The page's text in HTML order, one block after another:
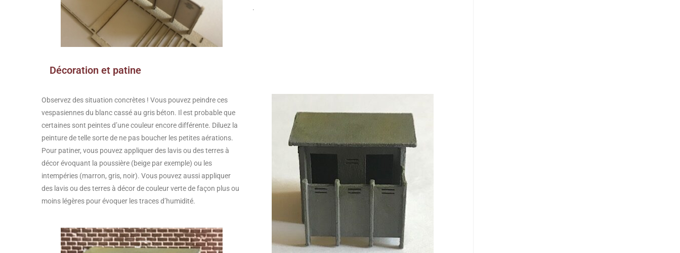
.
Décoration et patine
Observez des situation concrètes ! Vous pouvez peindre ces
vespasiennes du blanc cassé au gris béton. Il est probable que
certaines sont peintes d’une couleur encore différente. Diluez la
peinture de telle sorte de ne pas boucher les petites aérations.
Pour patiner, vous pouvez appliquer des lavis ou des terres à
décor évoquant la poussière (beige par exemple) ou les
intempéries (marron, gris, noir). Vous pouvez aussi appliquer
des lavis ou des terres à décor de couleur verte de façon plus ou
moins légères pour évoquer les traces d’humidité.